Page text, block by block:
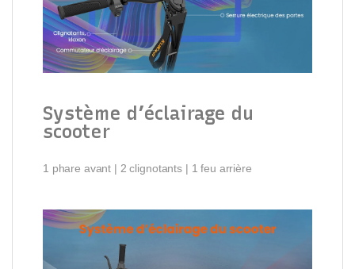
Système d’éclairage du
scooter
1 phare avant | 2 clignotants | 1 feu arrière